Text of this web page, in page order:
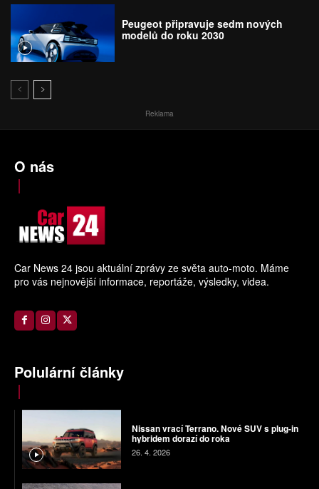
Peugeot připravuje sedm nových
modelů do roku 2030
Reklama
O nás
Car News 24 jsou aktuální zprávy ze světa auto-moto. Máme
pro vás nejnovější informace, reportáže, výsledky, videa.
Polulární články
Nissan vrací Terrano. Nové SUV s plug-in
hybridem dorazí do roka
26. 4. 2026